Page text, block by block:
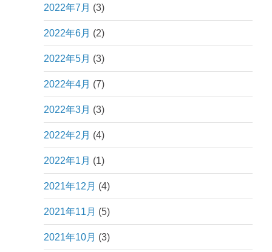
2022年7月 (3)
2022年6月 (2)
2022年5月 (3)
2022年4月 (7)
2022年3月 (3)
2022年2月 (4)
2022年1月 (1)
2021年12月 (4)
2021年11月 (5)
2021年10月 (3)